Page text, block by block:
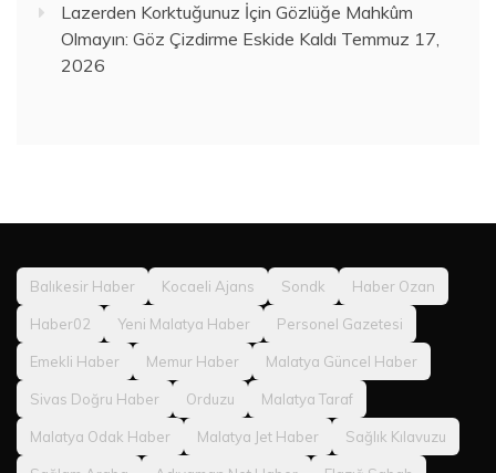
Lazerden Korktuğunuz İçin Gözlüğe Mahkûm
Olmayın: Göz Çizdirme Eskide Kaldı Temmuz 17,
2026
Balıkesir Haber Kocaeli Ajans Sondk Haber Ozan
Haber02 Yeni Malatya Haber Personel Gazetesi
Emekli Haber Memur Haber Malatya Güncel Haber
Sivas Doğru Haber Orduzu Malatya Taraf
Malatya Odak Haber Malatya Jet Haber Sağlık Kılavuzu